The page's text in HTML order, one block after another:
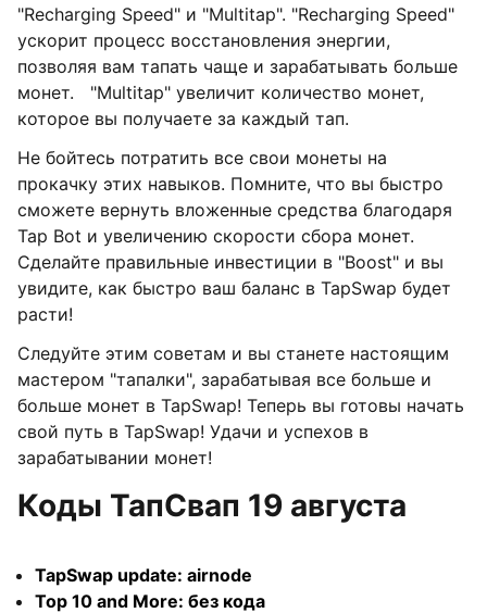
"Recharging Speed" и "Multitap". "Recharging Speed"
ускорит процесс восстановления энергии,
позволяя вам тапать чаще и зарабатывать больше
монет. "Multitap" увеличит количество монет,
которое вы получаете за каждый тап.
Не бойтесь потратить все свои монеты на
прокачку этих навыков. Помните, что вы быстро
сможете вернуть вложенные средства благодаря
Tap Bot и увеличению скорости сбора монет.
Сделайте правильные инвестиции в "Boost" и вы
увидите, как быстро ваш баланс в TapSwap будет
расти!
Следуйте этим советам и вы станете настоящим
мастером "тапалки", зарабатывая все больше и
больше монет в TapSwap! Теперь вы готовы начать
свой путь в TapSwap! Удачи и успехов в
зарабатывании монет!
Коды ТапСвап 19 августа
TapSwap update: airnode
Top 10 and More: без кода